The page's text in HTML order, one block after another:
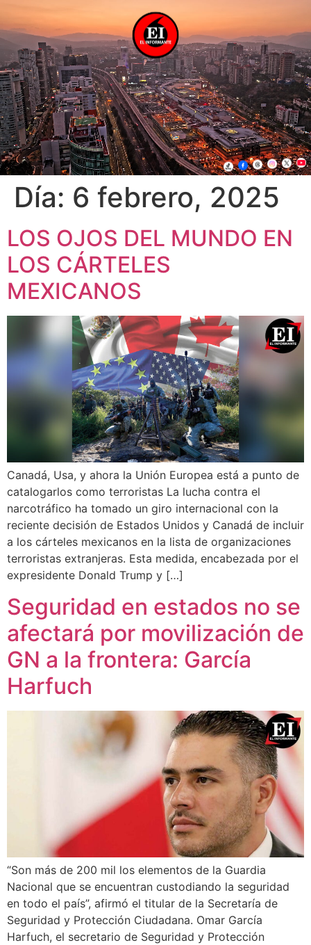
Día: 6 febrero, 2025
LOS OJOS DEL MUNDO EN
LOS CÁRTELES
MEXICANOS
Canadá, Usa, y ahora la Unión Europea está a punto de
catalogarlos como terroristas La lucha contra el
narcotráfico ha tomado un giro internacional con la
reciente decisión de Estados Unidos y Canadá de incluir
a los cárteles mexicanos en la lista de organizaciones
terroristas extranjeras. Esta medida, encabezada por el
expresidente Donald Trump y […]
Seguridad en estados no se
afectará por movilización de
GN a la frontera: García
Harfuch
“Son más de 200 mil los elementos de la Guardia
Nacional que se encuentran custodiando la seguridad
en todo el país”, afirmó el titular de la Secretaría de
Seguridad y Protección Ciudadana. Omar García
Harfuch, el secretario de Seguridad y Protección